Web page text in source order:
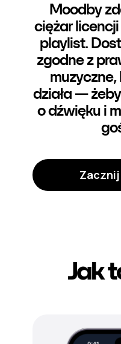
Moodby
ciężar
playlist.
zgodne z
działa —
o dźwięku i
Jak